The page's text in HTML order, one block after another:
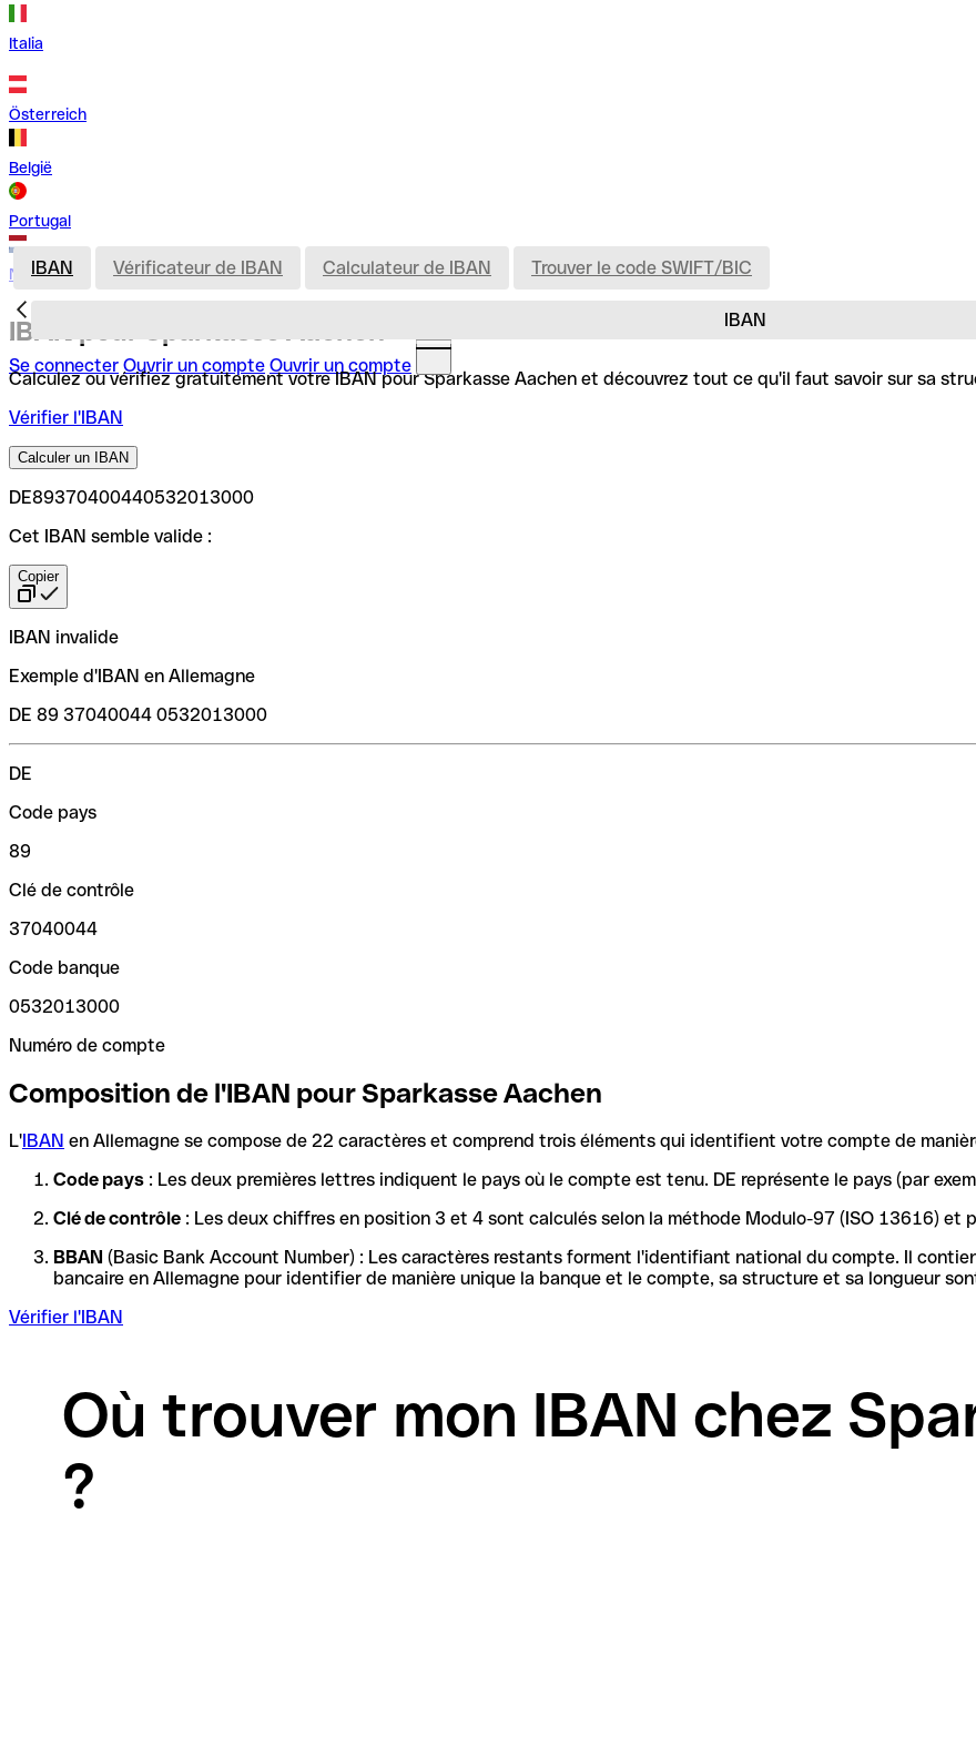
Italia
Österreich
België
Portugal
Nederland
Se connecter Ouvrir un compte Ouvrir un compte
IBAN
IBAN Vérificateur de IBAN Calculateur de IBAN Trouver le code SWIFT/BIC
IBAN pour Sparkasse Aachen
Calculez ou vérifiez gratuitement votre IBAN pour Sparkasse Aachen et découvrez tout ce qu'il faut savoir sur sa
Vérifier l'IBAN
Calculer un IBAN
DE89370400440532013000
Cet IBAN semble valide :
Copier
IBAN invalide
Exemple d'IBAN en Allemagne
DE 89 37040044 0532013000
DE
Code pays
89
Clé de contrôle
37040044
Code banque
0532013000
Numéro de compte
Composition de l'IBAN pour Sparkasse Aachen
L'IBAN en Allemagne se compose de 22 caractères et comprend trois éléments qui identifient votre compte de
Code pays : Les deux premières lettres indiquent le pays où le compte est tenu. DE représente le pays (par
Clé de contrôle : Les deux chiffres en position 3 et 4 sont calculés selon la méthode Modulo-97 (ISO 13616)
BBAN (Basic Bank Account Number) : Les caractères restants forment l'identifiant national du compte. Il
Vérifier l'IBAN
Où trouver mon IBAN chez
?